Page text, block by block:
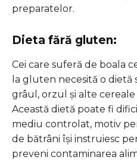
preparatelor.
Dieta fără gluten:
Cei care suferă de boala
la gluten necesită o dietă
grâul, orzul și alte
Această dietă poate fi
mediu controlat, motiv
de bătrâni își instruiesc
preveni contaminarea